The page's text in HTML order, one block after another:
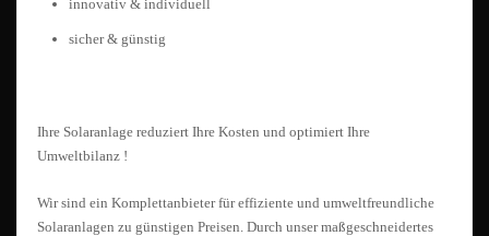
innovativ & individuell
sicher & günstig
Ihre Solaranlage reduziert Ihre Kosten und optimiert Ihre
Umweltbilanz !
Wir sind ein Komplettanbieter für effiziente und umweltfreundliche
Solaranlagen zu günstigen Preisen. Durch unser maßgeschneidertes